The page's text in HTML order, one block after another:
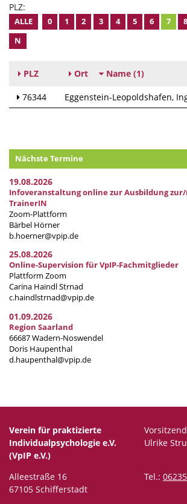
PLZ:
ALLE 0 1 2 3 4 5 6 7 8
N
PLZ Ort Name (1)
76344 Eggenstein-Leopoldshafen
Nächste Termine
19.08.2026
Infoveranstaltung online zur Ausbildung zur/
TrainerIN
Zoom-Plattform
Bärbel Hörner
b.hoerner@vpip.de
25.08.2026
Online-Supervision für VpIP-Fachmitglieder
Plattform Zoom
Carina Haindl Strnad
c.haindlstrnad@vpip.de
01.09.2026
Region Saarland
66687 Wadern-Noswendel
Doris Haupenthal
d.haupenthal@vpip.de
Verein für praktizierte
Individualpsychologie e.V.
(VpIP e.V.)
Ulrike
Alleestraße 16
67105 Schifferstadt
Tel.: